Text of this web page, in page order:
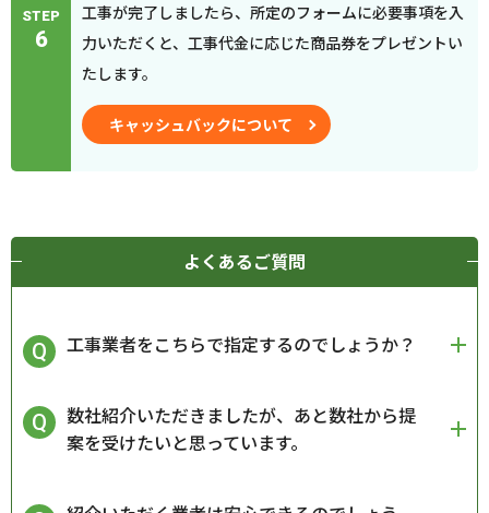
STEP
6
工事が完了しましたら、所定のフォームに必要事項を入
力いただくと、工事代金に応じた商品券をプレゼントい
たします。
キャッシュバックについて
よくあるご質問
工事業者をこちらで指定するのでしょうか？
数社紹介いただきましたが、あと数社から提
案を受けたいと思っています。